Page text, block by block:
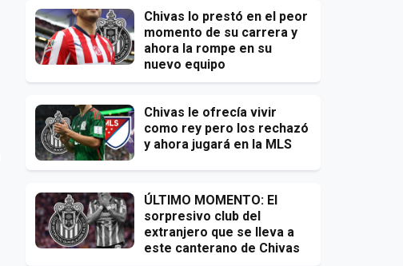
Chivas lo prestó en el peor
momento de su carrera y
ahora la rompe en su
nuevo equipo
Chivas le ofrecía vivir
como rey pero los rechazó
y ahora jugará en la MLS
ÚLTIMO MOMENTO: El
sorpresivo club del
extranjero que se lleva a
este canterano de Chivas